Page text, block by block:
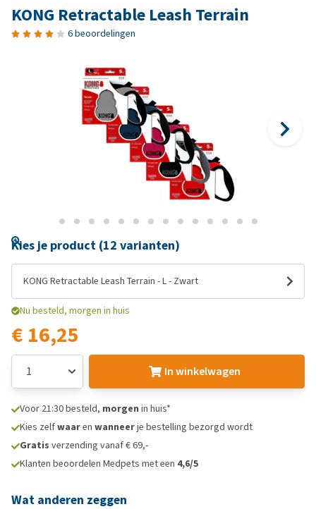
KONG Retractable Leash Terrain
6 beoordelingen
Kies je product (12 varianten)
KONG Retractable Leash Terrain - L - Zwart
Nu besteld, morgen in huis
€ 16,25
In winkelwagen
Voor 21:30 besteld, morgen in huis*
Kies zelfwaaren wanneerje bestelling bezorgd wordt
Gratis verzending vanaf € 69,-
Klanten beoordelen Medpets met een 4,6/5
Wat anderen zeggen